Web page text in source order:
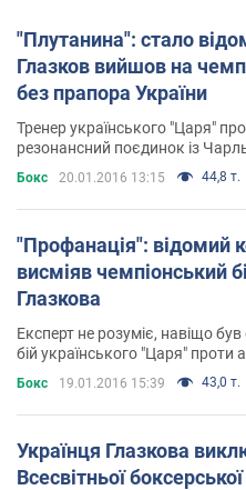
"Плутанина": стало
Глазков вийшов на
без прапора України
Тренер українського "Царя"
резонансний поєдинок із
Бокс 20.01.2016 13:15 44,8 т.
"Профанація": відомий
висміяв чемпіонський
Глазкова
Експерт не розуміє, навіщо був
бій українського "Царя" проти
Бокс 19.01.2016 15:39 43,0 т.
Українця Глазкова
Всесвітньої